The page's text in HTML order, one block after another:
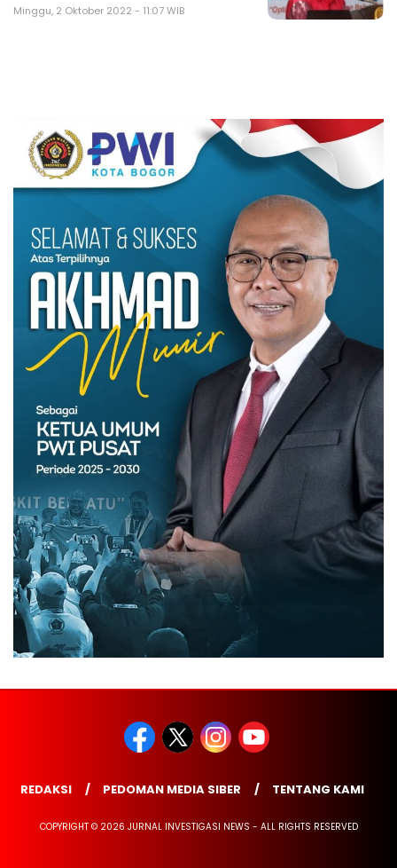
Minggu, 2 Oktober 2022 - 11:07 WIB
REDAKSI PEDOMAN MEDIA SIBER TENTANG KAMI
COPYRIGHT © 2026 JURNAL INVESTIGASI NEWS - ALL RIGHTS RESERVED